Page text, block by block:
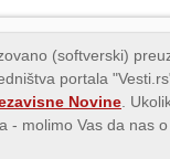
(softverski)
portala
Novine .
- molimo Vas da nas